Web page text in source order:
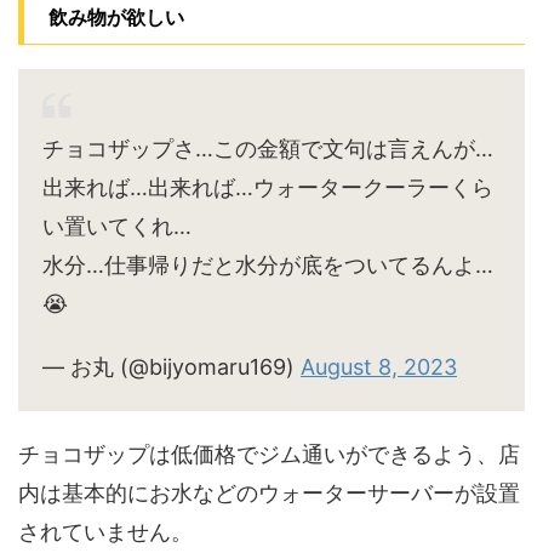
飲み物が欲しい
チョコザップさ…この金額で文句は言えんが…
出来れば…出来れば…ウォータークーラーくら
い置いてくれ…
水分…仕事帰りだと水分が底をついてるんよ…
😭
— お丸 (@bijyomaru169) August 8, 2023
チョコザップは低価格でジム通いができるよう、店
内は基本的にお水などのウォーターサーバーが設置
されていません。